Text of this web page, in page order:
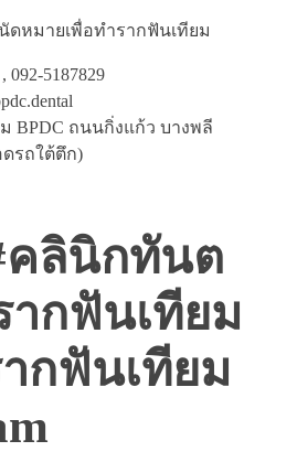
ดหมายเพื่อทำรากฟันเทียม
092-5187829
BPDC ถนนกิ่งแก้ว บางพลี
รถใต้ตึก)
คลินิกทันต
ากฟันเทียม
กฟันเทียม